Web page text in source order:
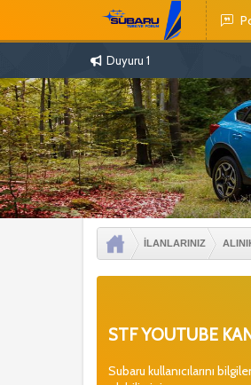
Duyuru 1
İLANLARINIZ
STF YOUTUBE
Subaru kullanıcılarını